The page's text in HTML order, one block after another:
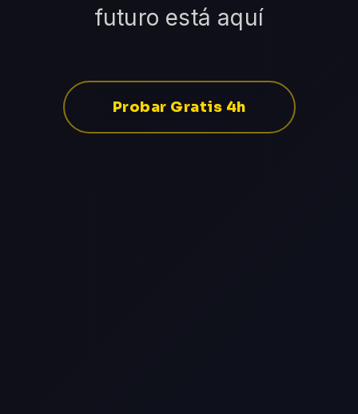
futuro está aquí
Probar Gratis 4h